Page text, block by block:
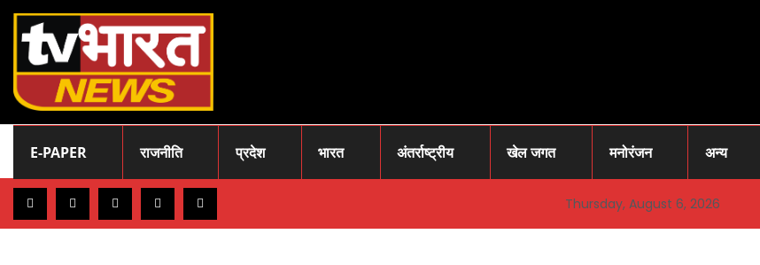
E-PAPER राजनीति प्रदेश भारत अंतर्राष्ट्रीय खेल जगत मनोरंजन अन्य
Thursday, August 6, 2026